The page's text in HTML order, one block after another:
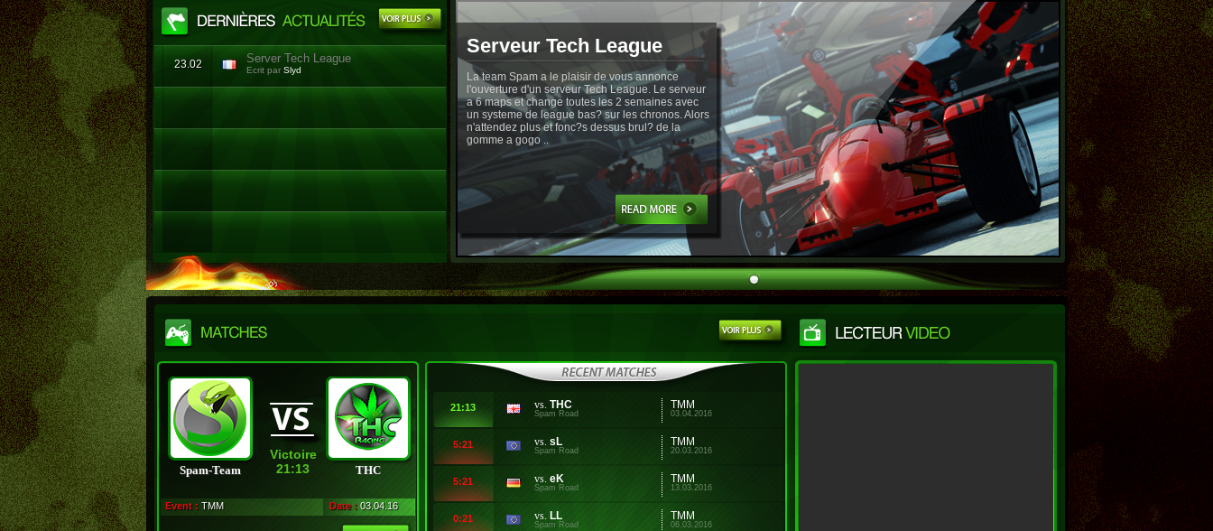
23.02 Server Tech League
Ecrit par Slyd
Serveur Tech League
La team Spam a le plaisir de vous annonce
l'ouverture d'un serveur Tech League. Le serveur
a 6 maps et change toutes les 2 semaines avec
un systeme de league bas? sur les chronos. Alors
n'attendez plus et fonc?s dessus brul? de la
gomme a gogo ..
Spam-Team
Victoire
21:13
THC
Event : TMM Date : 03.04.16
21:13 vs. THC
Spam Road
TMM
03.04.2016
5:21 vs. sL
Spam Road
TMM
20.03.2016
5:21 vs. eK
Spam Road
TMM
13.03.2016
0:21 vs. LL
Spam Road
TMM
06.03.2016